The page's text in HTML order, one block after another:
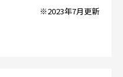
※2023年7月更新